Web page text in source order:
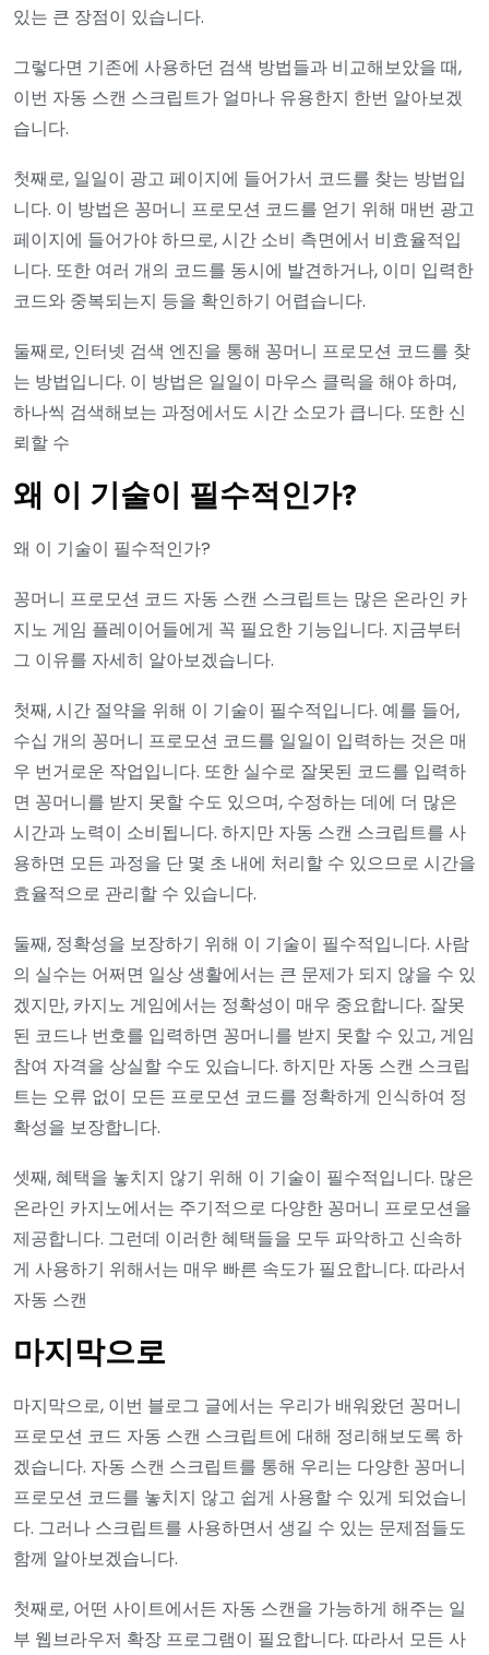
있는 큰 장점이 있습니다.
그렇다면 기존에 사용하던 검색 방법들과 비교해보았을 때,
이번 자동 스캔 스크립트가 얼마나 유용한지 한번 알아보겠
습니다.
첫째로, 일일이 광고 페이지에 들어가서 코드를 찾는 방법입
니다. 이 방법은 꽁머니 프로모션 코드를 얻기 위해 매번 광고
페이지에 들어가야 하므로, 시간 소비 측면에서 비효율적입
니다. 또한 여러 개의 코드를 동시에 발견하거나, 이미 입력한
코드와 중복되는지 등을 확인하기 어렵습니다.
둘째로, 인터넷 검색 엔진을 통해 꽁머니 프로모션 코드를 찾
는 방법입니다. 이 방법은 일일이 마우스 클릭을 해야 하며,
하나씩 검색해보는 과정에서도 시간 소모가 큽니다. 또한 신
뢰할 수
왜 이 기술이 필수적인가?
왜 이 기술이 필수적인가?
꽁머니 프로모션 코드 자동 스캔 스크립트는 많은 온라인 카
지노 게임 플레이어들에게 꼭 필요한 기능입니다. 지금부터
그 이유를 자세히 알아보겠습니다.
첫째, 시간 절약을 위해 이 기술이 필수적입니다. 예를 들어,
수십 개의 꽁머니 프로모션 코드를 일일이 입력하는 것은 매
우 번거로운 작업입니다. 또한 실수로 잘못된 코드를 입력하
면 꽁머니를 받지 못할 수도 있으며, 수정하는 데에 더 많은
시간과 노력이 소비됩니다. 하지만 자동 스캔 스크립트를 사
용하면 모든 과정을 단 몇 초 내에 처리할 수 있으므로 시간을
효율적으로 관리할 수 있습니다.
둘째, 정확성을 보장하기 위해 이 기술이 필수적입니다. 사람
의 실수는 어쩌면 일상 생활에서는 큰 문제가 되지 않을 수 있
겠지만, 카지노 게임에서는 정확성이 매우 중요합니다. 잘못
된 코드나 번호를 입력하면 꽁머니를 받지 못할 수 있고, 게임
참여 자격을 상실할 수도 있습니다. 하지만 자동 스캔 스크립
트는 오류 없이 모든 프로모션 코드를 정확하게 인식하여 정
확성을 보장합니다.
셋째, 혜택을 놓치지 않기 위해 이 기술이 필수적입니다. 많은
온라인 카지노에서는 주기적으로 다양한 꽁머니 프로모션을
제공합니다. 그런데 이러한 혜택들을 모두 파악하고 신속하
게 사용하기 위해서는 매우 빠른 속도가 필요합니다. 따라서
자동 스캔
마지막으로
마지막으로, 이번 블로그 글에서는 우리가 배워왔던 꽁머니
프로모션 코드 자동 스캔 스크립트에 대해 정리해보도록 하
겠습니다. 자동 스캔 스크립트를 통해 우리는 다양한 꽁머니
프로모션 코드를 놓치지 않고 쉽게 사용할 수 있게 되었습니
다. 그러나 스크립트를 사용하면서 생길 수 있는 문제점들도
함께 알아보겠습니다.
첫째로, 어떤 사이트에서든 자동 스캔을 가능하게 해주는 일
부 웹브라우저 확장 프로그램이 필요합니다. 따라서 모든 사